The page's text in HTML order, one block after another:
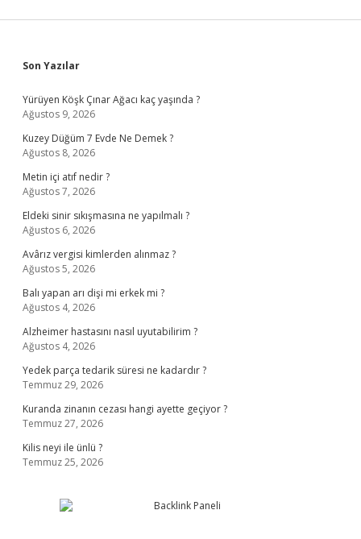
Sidebar
Son Yazılar
Yürüyen Köşk Çınar Ağacı kaç yaşında ?
Ağustos 9, 2026
Kuzey Düğüm 7 Evde Ne Demek ?
Ağustos 8, 2026
Metin içi atıf nedir ?
Ağustos 7, 2026
Eldeki sinir sıkışmasına ne yapılmalı ?
Ağustos 6, 2026
Avârız vergisi kimlerden alınmaz ?
Ağustos 5, 2026
Balı yapan arı dişi mi erkek mi ?
Ağustos 4, 2026
Alzheimer hastasını nasıl uyutabilirim ?
Ağustos 4, 2026
Yedek parça tedarik süresi ne kadardır ?
Temmuz 29, 2026
Kuranda zinanın cezası hangi ayette geçiyor ?
Temmuz 27, 2026
Kilis neyi ile ünlü ?
Temmuz 25, 2026